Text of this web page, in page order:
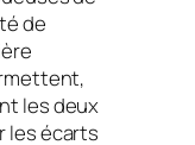
de
les deux
les écarts